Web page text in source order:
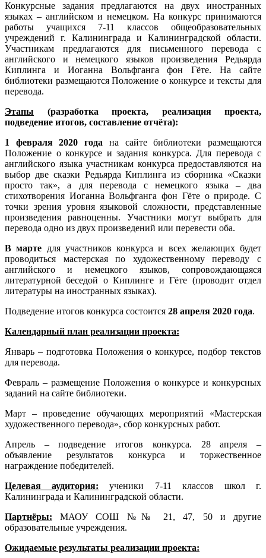
Конкурсные задания предлагаются на двух иностранных
языках – английском и немецком. На конкурс принимаются
работы учащихся 7-11 классов общеобразовательных
учреждений г. Калининграда и Калининградской области.
Участникам предлагаются для письменного перевода с
английского и немецкого языков произведения Редьярда
Киплинга и Иоганна Вольфганга фон Гёте. На сайте
библиотеки размещаются Положение о конкурсе и тексты для
перевода.
Этапы (разработка проекта, реализация проекта,
подведение итогов, составление отчёта):
1 февраля 2020 года на сайте библиотеки размещаются
Положение о конкурсе и задания конкурса. Для перевода с
английского языка участникам конкурса предоставляются на
выбор две сказки Редьярда Киплинга из сборника «Сказки
просто так», а для перевода с немецкого языка – два
стихотворения Иоганна Вольфганга фон Гёте о природе. С
точки зрения уровня языковой сложности, представленные
произведения равноценны. Участники могут выбрать для
перевода одно из двух произведений или перевести оба.
В марте для участников конкурса и всех желающих будет
проводиться мастерская по художественному переводу с
английского и немецкого языков, сопровождающаяся
литературной беседой о Киплинге и Гёте (проводит отдел
литературы на иностранных языках).
Подведение итогов конкурса состоится 28 апреля 2020 года.
Календарный план реализации проекта:
Январь – подготовка Положения о конкурсе, подбор текстов
для перевода.
Февраль – размещение Положения о конкурсе и конкурсных
заданий на сайте библиотеки.
Март – проведение обучающих мероприятий «Мастерская
художественного перевода», сбор конкурсных работ.
Апрель – подведение итогов конкурса. 28 апреля –
объявление результатов конкурса и торжественное
награждение победителей.
Целевая аудитория: ученики 7-11 классов школ г.
Калининграда и Калининградской области.
Партнёры: МАОУ СОШ №№ 21, 47, 50 и другие
образовательные учреждения.
Ожидаемые результаты реализации проекта: